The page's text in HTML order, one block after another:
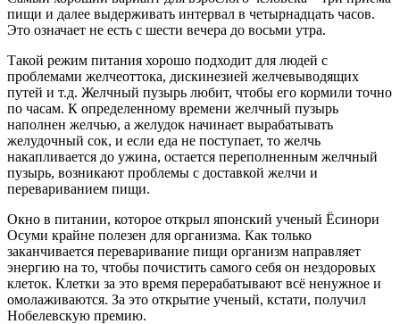
пищи и далее выдерживать интервал в четырнадцать часов.
Это означает не есть с шести вечера до восьми утра.
Такой режим питания хорошо подходит для людей с
проблемами желчеоттока, дискинезией желчевыводящих
путей и т.д. Желчный пузырь любит, чтобы его кормили точно
по часам. К определенному времени желчный пузырь
наполнен желчью, а желудок начинает вырабатывать
желудочный сок, и если еда не поступает, то желчь
накапливается до ужина, остается переполненным желчный
пузырь, возникают проблемы с доставкой желчи и
перевариванием пищи.
Окно в питании, которое открыл японский ученый Ёсинори
Осуми крайне полезен для организма. Как только
заканчивается переваривание пищи организм направляет
энергию на то, чтобы почистить самого себя он нездоровых
клеток. Клетки за это время перерабатывают всё ненужное и
омолаживаются. За это открытие ученый, кстати, получил
Нобелевскую премию.